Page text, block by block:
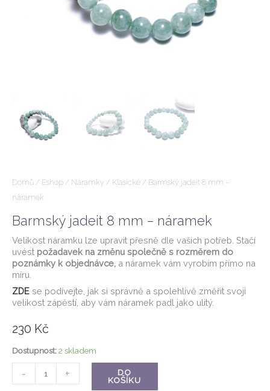
Domů / Eshop / Náramky / Klasické / Barmský jadeit 8 mm –
náramek
Barmský jadeit 8 mm – náramek
Velikost náramku lze upravit přesně dle vašich potřeb. Stačí
uvést požadavek na změnu společně s rozměrem do
poznámky k objednávce, a náramek vám vyrobím přímo na
míru.
ZDE se podívejte, jak si správně a spolehlivě změřit svoji
velikost zápěstí, aby vám náramek padl jako ulitý.
230 Kč
Dostupnost:2 skladem
- +
DO
KOŠÍKU